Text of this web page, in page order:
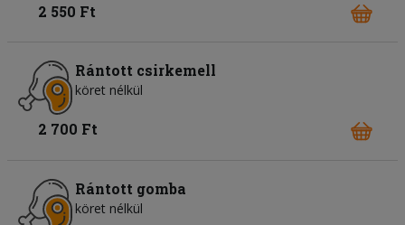
2 550 Ft
Rántott csirkemell
köret nélkül
2 700 Ft
Rántott gomba
köret nélkül